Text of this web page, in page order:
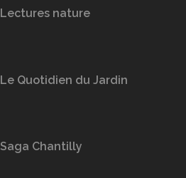
Lectures nature
Le Quotidien du Jardin
Saga Chantilly